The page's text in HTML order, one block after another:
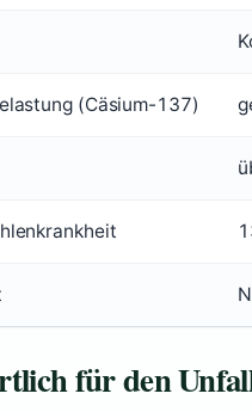
(Cäsium-137)
für den